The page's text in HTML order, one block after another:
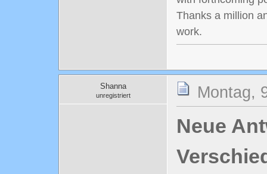
Thanks a million
work.
Shanna
unregistriert Montag,
Neue